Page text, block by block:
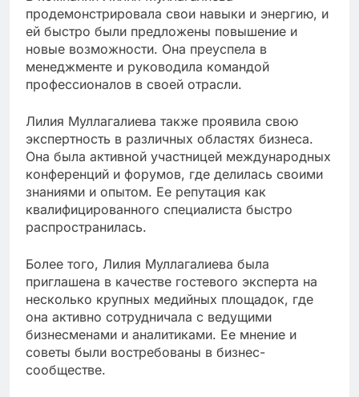
продемонстрировала свои навыки и энергию, и
ей быстро были предложены повышение и
новые возможности. Она преуспела в
менеджменте и руководила командой
профессионалов в своей отрасли.
Лилия Муллагалиева также проявила свою
экспертность в различных областях бизнеса.
Она была активной участницей международных
конференций и форумов, где делилась своими
знаниями и опытом. Ее репутация как
квалифицированного специалиста быстро
распространилась.
Более того, Лилия Муллагалиева была
приглашена в качестве гостевого эксперта на
несколько крупных медийных площадок, где
она активно сотрудничала с ведущими
бизнесменами и аналитиками. Ее мнение и
советы были востребованы в бизнес-
сообществе.